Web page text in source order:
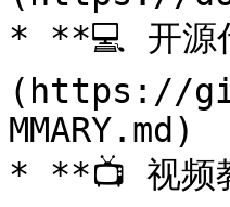
* **💻 开源
(https://
MMARY.md)
* **📺 视频